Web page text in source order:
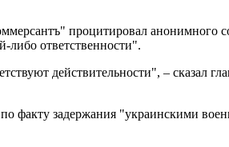
процитировал анонимного
либо ответственности".
действительности", – сказал
по факту задержания "украинскими